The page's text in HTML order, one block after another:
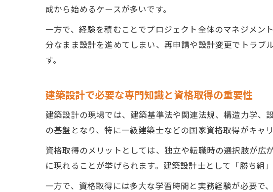
成から始めるケースが多いです。
一方で、経験を積むことでプロジェクト全体のマネジメン
分なまま設計を進めてしまい、再申請や設計変更でトラブ
す。
建築設計で必要な専門知識と資格取得の重要性
建築設計の現場では、建築基準法や関連法規、構造力学、
の基盤となり、特に一級建築士などの国家資格取得がキャ
資格取得のメリットとしては、独立や転職時の選択肢が
に現れることが挙げられます。建築設計士として「勝ち組
一方で、資格取得には多大な学習時間と実務経験が必要で